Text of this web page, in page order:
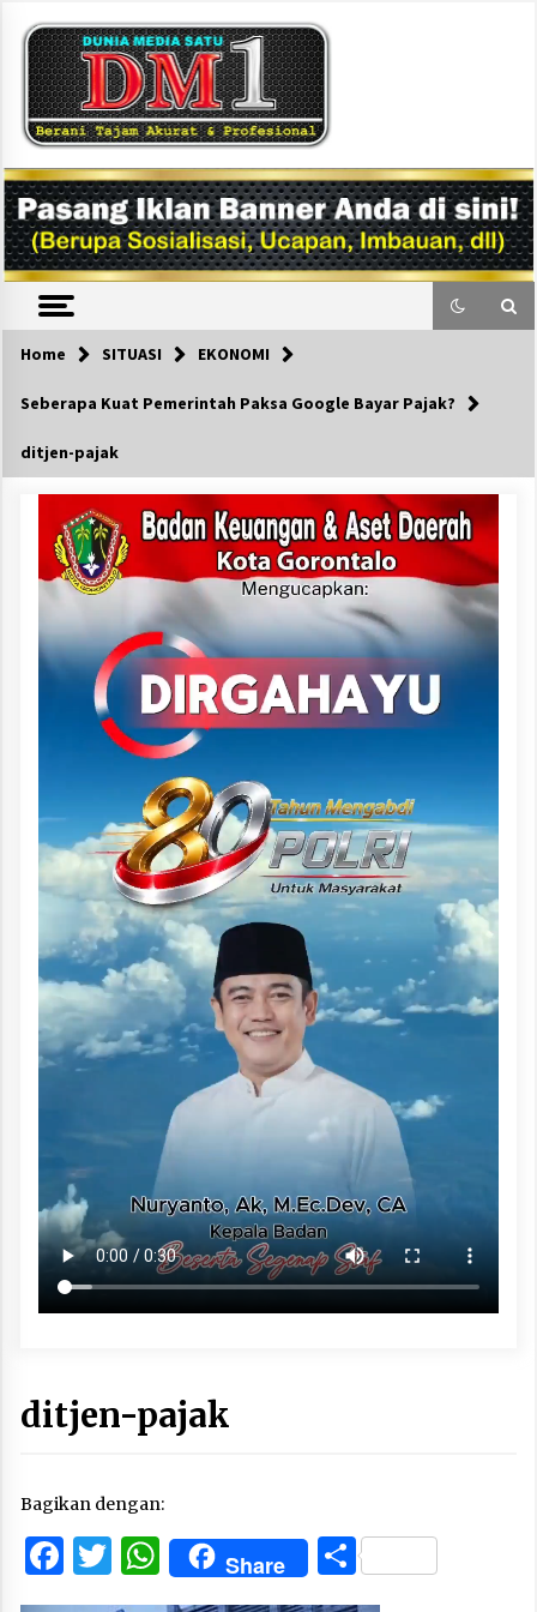
content
DM1
Home SITUASI EKONOMI
Seberapa Kuat Pemerintah Paksa Google Bayar Pajak?
ditjen-pajak
ditjen-pajak
Bagikan dengan:
Facebook
Twitter
WhatsApp
Share Share